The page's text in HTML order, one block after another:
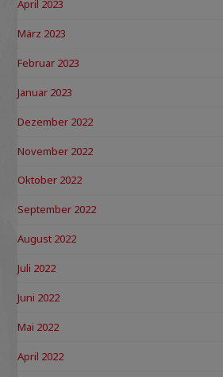
April 2023
März 2023
Februar 2023
Januar 2023
Dezember 2022
November 2022
Oktober 2022
September 2022
August 2022
Juli 2022
Juni 2022
Mai 2022
April 2022